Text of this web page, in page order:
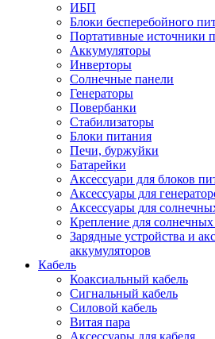
ИБП
Блоки бесперебойного
Портативные источники
Аккумуляторы
Инверторы
Солнечные панели
Генераторы
Повербанки
Стабилизаторы
Блоки питания
Печи, буржуйки
Батарейки
Аксессуари для блоков
Аксессуары для
Аксессуары для
Крепление для солнечных
Зарядные устройства и
аккумуляторов
Кабель
Коаксиальный кабель
Сигнальный кабель
Силовой кабель
Витая пара
Аксессуары для кабеля